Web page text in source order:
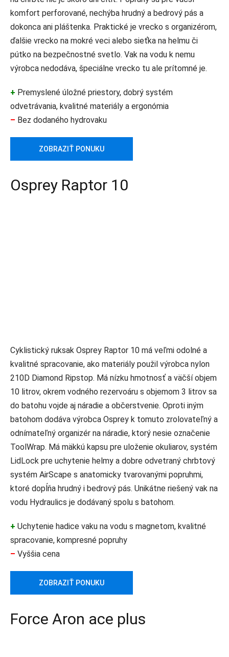
komfort perforované, nechýba hrudný a bedrový pás a
dokonca ani pláštenka. Praktické je vrecko s organizérom,
ďalšie vrecko na mokré veci alebo sieťka na helmu či
pútko na bezpečnostné svetlo. Vak na vodu k nemu
výrobca nedodáva, špeciálne vrecko tu ale prítomné je.
+ Premyslené úložné priestory, dobrý systém
odvetrávania, kvalitné materiály a ergonómia
– Bez dodaného hydrovaku
ZOBRAZIŤ PONUKU
Osprey Raptor 10
Cyklistický ruksak Osprey Raptor 10 má veľmi odolné a
kvalitné spracovanie, ako materiály použil výrobca nylon
210D Diamond Ripstop. Má nízku hmotnosť a väčší objem
10 litrov, okrem vodného rezervoáru s objemom 3 litrov sa
do batohu vojde aj náradie a občerstvenie. Oproti iným
batohom dodáva výrobca Osprey k tomuto zrolovateľný a
odnímateľný organizér na náradie, ktorý nesie označenie
ToolWrap. Má mäkkú kapsu pre uloženie okuliarov, systém
LidLock pre uchytenie helmy a dobre odvetraný chrbtový
systém AirScape s anatomicky tvarovanými popruhmi,
ktoré dopĺňa hrudný i bedrový pás. Unikátne riešený vak na
vodu Hydraulics je dodávaný spolu s batohom.
+ Uchytenie hadice vaku na vodu s magnetom, kvalitné
spracovanie, kompresné popruhy
– Vyššia cena
ZOBRAZIŤ PONUKU
Force Aron ace plus